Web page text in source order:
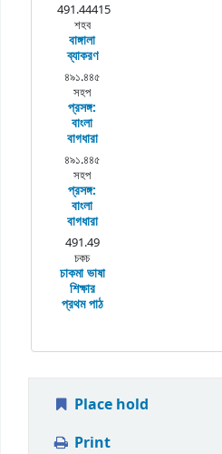
491.44415
শহব
বাঙ্গালা
ব্যাকরণ
৪৯১.৪৪৫
সহপ
প্রসঙ্গ:
বাংলা
বাগধারা
৪৯১.৪৪৫
সহপ
প্রসঙ্গ:
বাংলা
বাগধারা
491.49
চকচ
চাকমা ভাষা
শিক্ষার
প্রথম পাঠ
Place hold
Print